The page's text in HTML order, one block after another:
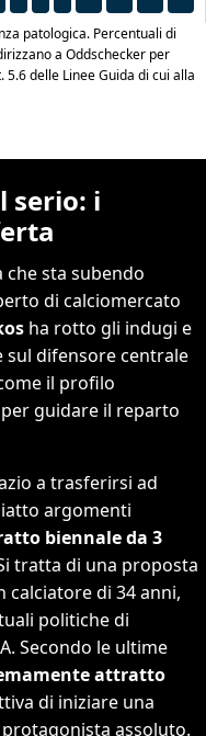
serio: i
sta subendo
di calciomercato
ha rotto gli indugi e
sul difensore centrale
il profilo
guidare il reparto
a trasferirsi ad
argomenti
biennale da 3
tratta di una proposta
di 34 anni,
politiche di
Secondo le ultime
attratto
di iniziare una
assoluto.